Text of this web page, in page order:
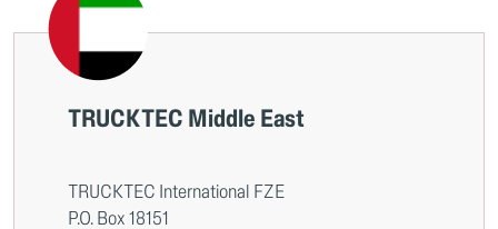
TRUCKTEC Middle East
TRUCKTEC International FZE
P.O. Box 18151